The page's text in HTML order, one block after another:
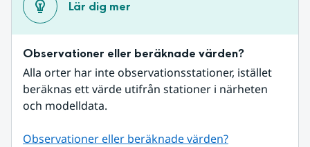
Lär dig mer
Observationer eller beräknade värden?
Alla orter har inte observationsstationer, istället
beräknas ett värde utifrån stationer i närheten
och modelldata.
Observationer eller beräknade värden?